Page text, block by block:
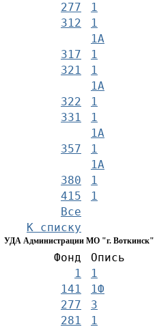
277
1
312
1
1А
317
1
321
1
1А
322
1
331
1
1А
357
1
1А
380
1
415
1
Все
К списку
УДА Администрации МО "г. Воткинск"
Фонд
Опись
1
1
141
1Ф
277
3
281
1